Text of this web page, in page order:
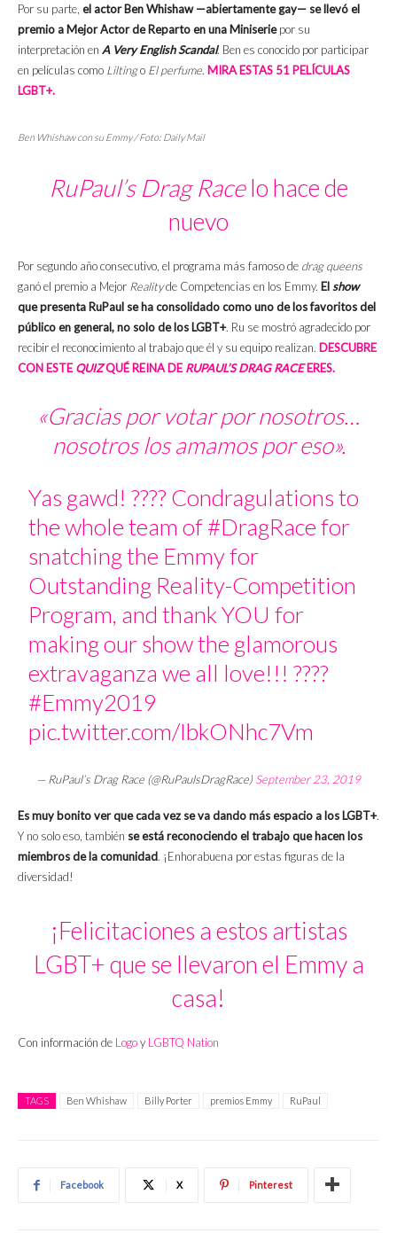
Por su parte, el actor Ben Whishaw —abiertamente gay— se llevó el
premio a Mejor Actor de Reparto en una Miniseriepor su
interpretación en A Very English Scandal. Ben es conocido por participar
en películas como Liltingo El perfume. MIRA ESTAS 51 PELÍCULAS
LGBT+.
Ben Whishaw con su Emmy / Foto: Daily Mail
RuPaul’s Drag Racelo hace de
nuevo
Por segundo año consecutivo, el programa más famoso de drag queens
ganó el premio a Mejor Realityde Competencias en los Emmy. Elshow
que presenta RuPaul se ha consolidado como uno de los favoritos del
público en general, no solo de los LGBT+. Ru se mostró agradecido por
recibir el reconocimiento al trabajo que él y su equipo realizan. DESCUBRE
CON ESTE QUIZQUÉ REINA DE RUPAUL’S DRAG RACEERES.
«Gracias por votar por nosotros…
nosotros los amamos por eso».
Yas gawd! ???? Condragulations to
the whole team of#DragRacefor
snatching the Emmy for
Outstanding Reality-Competition
Program, and thank YOU for
making our show the glamorous
extravaganza we all love!!! ????
#Emmy2019
pic.twitter.com/IbkONhc7Vm
— RuPaul’s Drag Race (@RuPaulsDragRace)September 23, 2019
Es muy bonito ver que cada vez se va dando más espacio a los LGBT+.
Y no solo eso, también se está reconociendo el trabajo que hacen los
miembros de la comunidad. ¡Enhorabuena por estas figuras de la
diversidad!
¡Felicitaciones a estos artistas
LGBT+ que se llevaron el Emmy a
casa!
Con información de Logoy LGBTQ Nation
TAGS Ben Whishaw Billy Porter premios Emmy RuPaul
Facebook X Pinterest